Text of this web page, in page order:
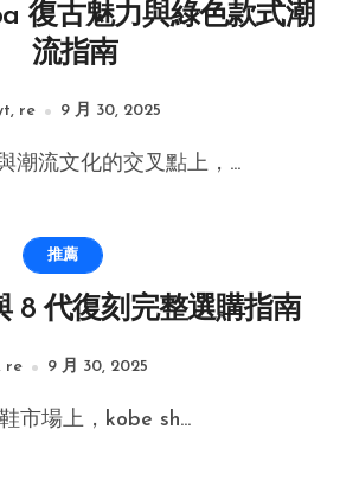
復古魅力與綠色款式潮
流指南
re 9 月 30, 2025
與潮流文化的交叉點上，...
推薦
8 代復刻完整選購指南
re 9 月 30, 2025
鞋市場上，kobe sh...